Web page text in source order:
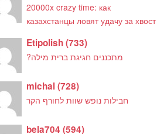
20000x crazy time: как
казахстанцы ловят удачу за хвост
Etipolish(733)
מתכננים חגיגת ברית מילה?
michal(728)
חבילות נופש שוות לחורף הקר
bela704(594)